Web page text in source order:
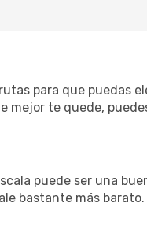
para que puedas
mejor te quede,
puede ser una
bastante más barato.